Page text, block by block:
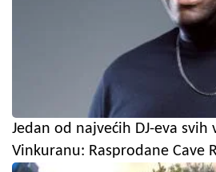
Jedan od najvećih DJ-eva
Vinkuranu: Rasprodane Cave